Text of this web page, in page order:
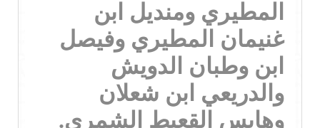
المطيري ومنديل ابن
غنيمان المطيري وفيصل
ابن وطبان الدويش
والدريعي ابن شعلان
وهايس القعيط الشمري.